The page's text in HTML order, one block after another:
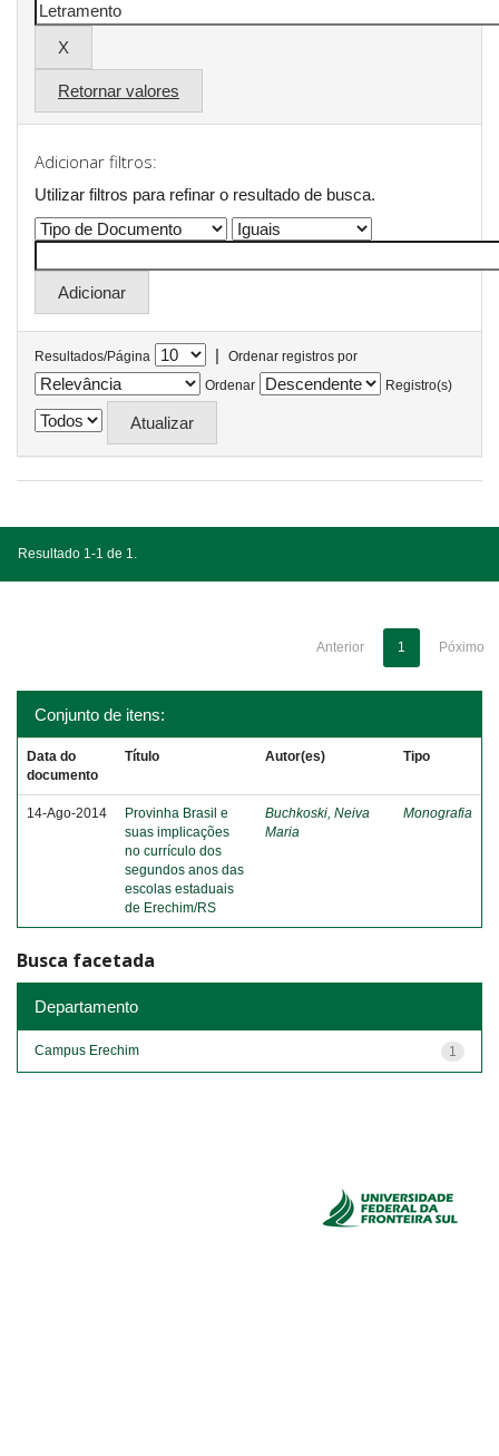
Retornar valores
Adicionar filtros:
Utilizar filtros para refinar o resultado de busca.
Resultados/Página |
Ordenar registros por
Ordenar
Registro(s)
Resultado 1-1 de 1.
Anterior 1 Póximo
Conjunto de itens:
Data do
documento
Título Autor(es) Tipo
14-Ago-2014
Provinha Brasil e
suas implicações
no currículo dos
segundos anos das
escolas estaduais
de Erechim/RS
Buchkoski, Neiva
Maria
Monografia
Busca facetada
Departamento
1
Campus Erechim